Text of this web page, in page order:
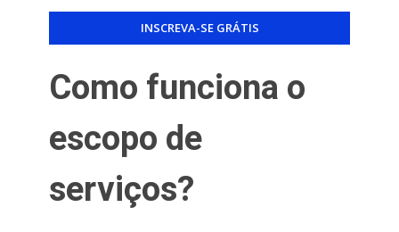
Como funciona o
escopo de
serviços?